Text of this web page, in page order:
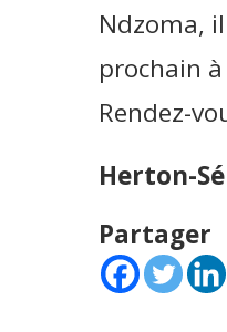
Ndzoma,
prochain
Rendez-
Herton-
Partager